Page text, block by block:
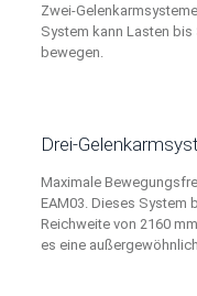
Zwei-
System kann Lasten bis
bewegen.
Drei-
Maximale
EAM03. Dieses System
Reichweite von 2160
es eine